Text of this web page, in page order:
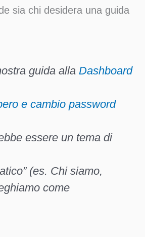
sia chi desidera una guida
guida alla Dashboard
e cambio password
essere un tema di
(es. Chi siamo,
come